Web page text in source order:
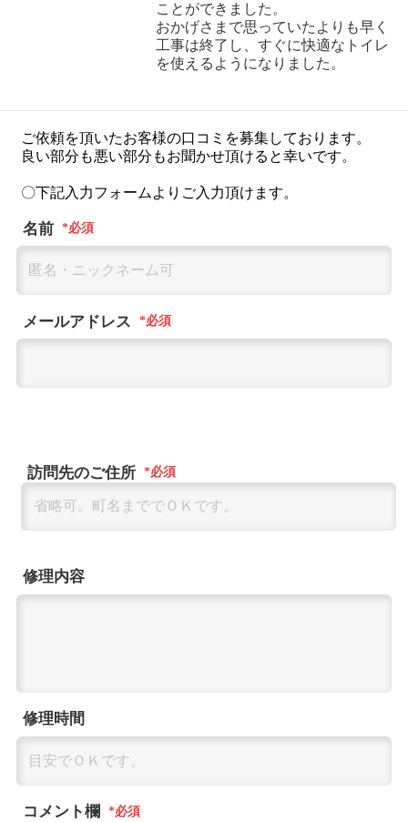
ことができました。
おかげさまで思っていたよりも早く
工事は終了し、すぐに快適なトイレ
を使えるようになりました。
ご依頼を頂いたお客様の口コミを募集しております。
良い部分も悪い部分もお聞かせ頂けると幸いです。
〇下記入力フォームよりご入力頂けます。
名前
メールアドレス
訪問先のご住所
修理内容
修理時間
コメント欄